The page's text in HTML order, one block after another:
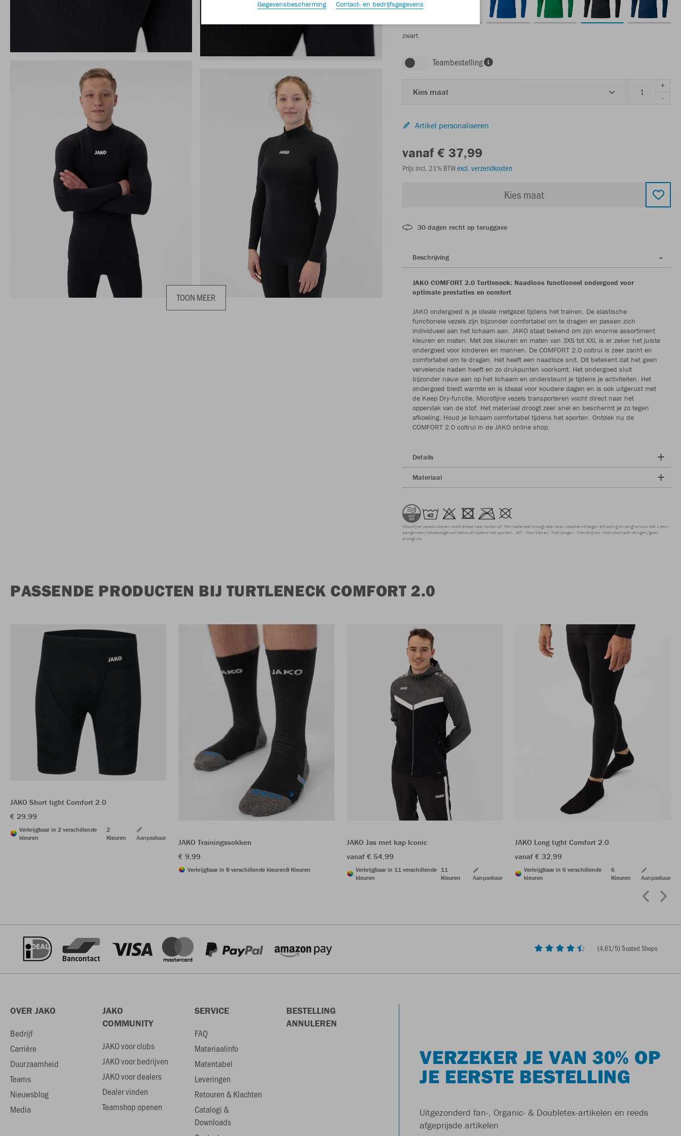
TOON MEER
zwart
Teambestelling
Kies maat
+
-
Artikel personaliseren
vanaf € 37,99
Prijs incl. 21% BTWexcl. verzendkosten
Kies maat
30 dagen recht op teruggave
Beschrijving
JAKO COMFORT 2.0 Turtleneck: Naadloos functioneel ondergoed voor
optimale prestaties en comfort
JAKO ondergoed is je ideale metgezel tijdens het trainen. De elastische
functionele vezels zijn bijzonder comfortabel om te dragen en passen zich
individueel aan het lichaam aan. JAKO staat bekend om zijn enorme assortiment
kleuren en maten. Met zes kleuren en maten van 3XS tot XXL is er zeker het juiste
ondergoed voor kinderen en mannen. De COMFORT 2.0 coltrui is zeer zacht en
comfortabel om te dragen. Het heeft een naadloze snit. Dit betekent dat het geen
vervelende naden heeft en zo drukpunten voorkomt. Het ondergoed sluit
bijzonder nauw aan op het lichaam en ondersteunt je tijdens je activiteiten. Het
ondergoed biedt warmte en is ideaal voor koudere dagen en is ook uitgerust met
de Keep Dry-functie. Microfijne vezels transporteren vocht direct naar het
oppervlak van de stof. Het materiaal droogt zeer snel en beschermt je zo tegen
afkoeling. Houd je lichaam comfortabel tijdens het sporten. Ontdek nu de
COMFORT 2.0 coltrui in de JAKO online shop.
Details
Materiaal
Microfijne vezels voeren vocht direct naar buiten af. Het materiaal droogt zeer snel, beschermt tegen afkoeling en zorgt ervoor dat u een
aangenaam lichaamsgevoel behoudt tijdens het sporten. 40° Niet bleken Niet drogen Niet strijken Niet chemisch reinigen/geen
droogkuis
PASSENDE PRODUCTEN BIJ TURTLENECK COMFORT 2.0
JAKO Short tight Comfort 2.0
€ 29,99
Verkrijgbaar in 2 verschillende
kleuren
2
Kleuren
Aanpasbaar
JAKO Trainingssokken
€ 9,99
Verkrijgbaar in 8 verschillende kleuren8 Kleuren
JAKO Jas met kap Iconic
vanaf € 54,99
Verkrijgbaar in 11 verschillende
kleuren
11
Kleuren
Aanpasbaar
JAKO Long tight Comfort 2.0
vanaf € 32,99
Verkrijgbaar in 6 verschillende
kleuren
6
Kleuren
Aanpasbaar
(4,61/5) Trusted Shops
OVER JAKO
Bedrijf
Carrière
Duurzaamheid
Teams
Nieuwsblog
Media
JAKO
COMMUNITY
JAKO voor clubs
JAKO voor bedrijven
JAKO voor dealers
Dealer vinden
Teamshop openen
SERVICE
FAQ
Materiaalinfo
Matentabel
Leveringen
Retouren & Klachten
Catalogi &
Downloads
BESTELLING
ANNULEREN
VERZEKER JE VAN 30% OP
JE EERSTE BESTELLING
Uitgezonderd fan-, Organic- & Doubletex-artikelen en reeds
afgeprijsde artikelen
Gegevensbescherming Contact- en bedrijfsgegevens